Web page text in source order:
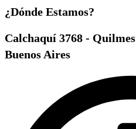
¿Dónde Estamos?
Calchaquí 3768 - Quilmes
Buenos Aires